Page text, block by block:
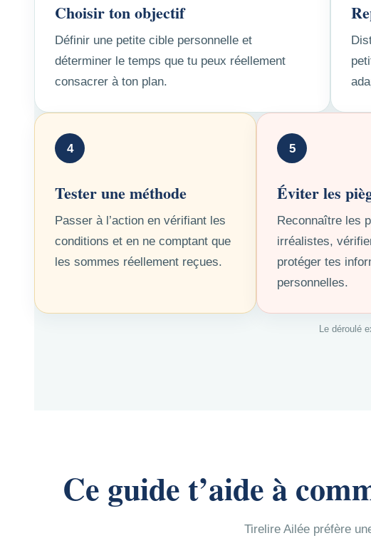
Choisir ton objectif
Définir une petite cible personnelle et
déterminer le temps que tu peux réellement
consacrer à ton plan.
4
Tester une méthode
Passer à l’action en vérifiant les
conditions et en ne comptant que
les sommes réellement reçues.
5
Éviter les
Reconnaître les
irréalistes,
protéger tes
personnelles.
Le déroulé
Ce guide t’aide à
Tirelire Ailée préfère